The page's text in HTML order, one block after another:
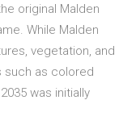
original Malden
While Malden
vegetation, and
such as colored
was initially